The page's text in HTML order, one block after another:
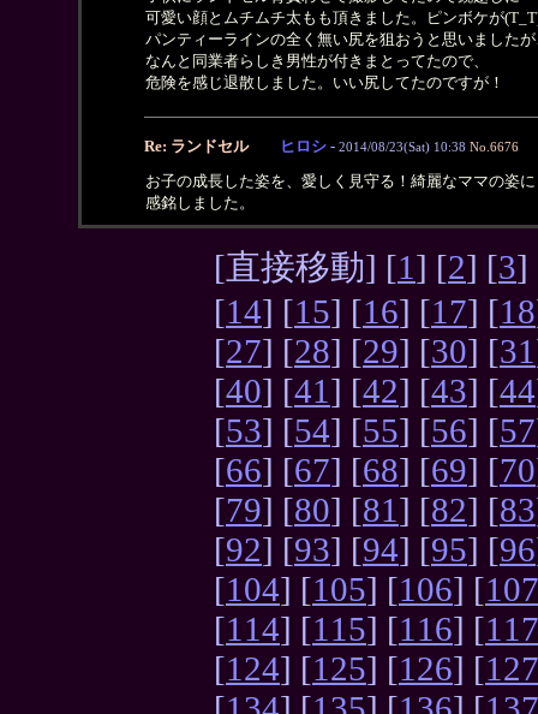
可愛い顔とムチムチ太もも頂きました。ピンボケが
パンティーラインの全く無い尻を狙おうと思いました
なんと同業者らしき男性が付きまとってたので、
危険を感じ退散しました。いい尻してたのですが！
Re: ランドセル ヒロシ - 2014/08/23(Sat) 10:38 No.6676
お子の成長した姿を、愛しく見守る！綺麗なママの姿に
感銘しました。
[直接移動] [1 ] [2] [3]
[14] [15] [16] [17] [18
[27] [28] [29] [30] [31
[40] [41 ] [42] [43] [44
[53] [54] [55] [56] [57
[66] [67] [68] [69] [70
[79] [80] [81 ] [82] [83
[92] [93] [94] [95] [96
[104] [105] [106] [107
[114] [115] [116] [117
[124] [125] [126] [127